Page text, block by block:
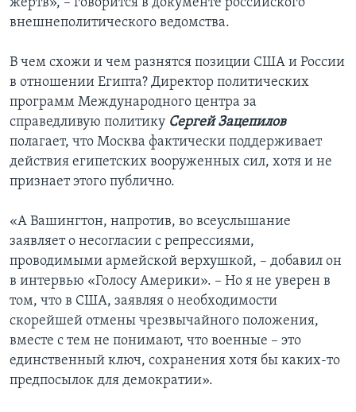
жертв», – говорится в документе российского
внешнеполитического ведомства.
В чем схожи и чем разнятся позиции США и России
в отношении Египта? Директор политических
программ Международного центра за
справедливую политику Сергей Зацепилов
полагает, что Москва фактически поддерживает
действия египетских вооруженных сил, хотя и не
признает этого публично.
«А Вашингтон, напротив, во всеуслышание
заявляет о несогласии с репрессиями,
проводимыми армейской верхушкой, – добавил он
в интервью «Голосу Америки». – Но я не уверен в
том, что в США, заявляя о необходимости
скорейшей отмены чрезвычайного положения,
вместе с тем не понимают, что военные – это
единственный ключ, сохранения хотя бы каких-то
предпосылок для демократии».